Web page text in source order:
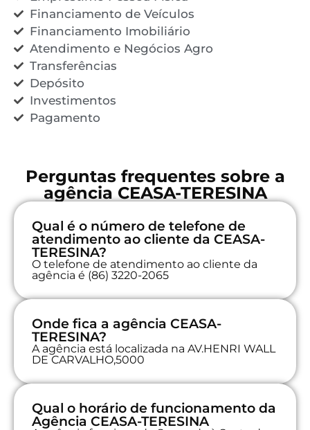
Financiamento de Veículos
Financiamento Imobiliário
Atendimento e Negócios Agro
Transferências
Depósito
Investimentos
Pagamento
Perguntas frequentes sobre a
agência CEASA-TERESINA
Qual é o número de telefone de
atendimento ao cliente da CEASA-
TERESINA?
O telefone de atendimento ao cliente da
agência é (86) 3220-2065
Onde fica a agência CEASA-
TERESINA?
A agência está localizada na AV.HENRI WALL
DE CARVALHO,5000
Qual o horário de funcionamento da
Agência CEASA-TERESINA